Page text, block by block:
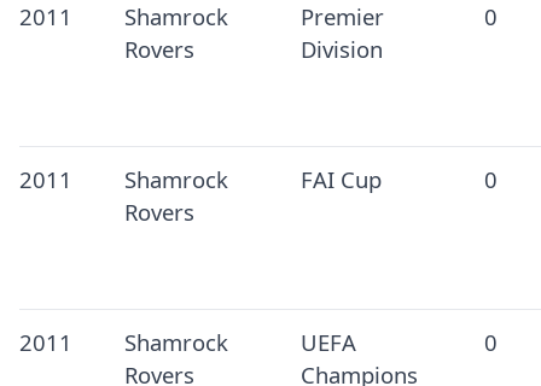
2011
Shamrock
Rovers
Premier
Division
0
2011
Shamrock
Rovers
FAI Cup 0
2011
Shamrock
Rovers
UEFA
Champions
0